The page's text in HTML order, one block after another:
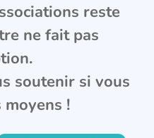
reste
ne fait pas
soutenir si vous
moyens !